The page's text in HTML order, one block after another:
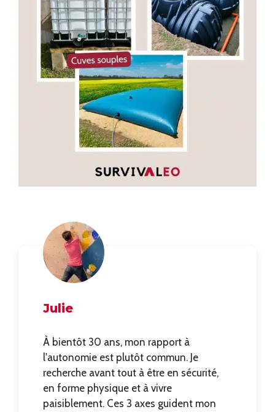
Julie
À bientôt 30 ans, mon rapport à
l'autonomie est plutôt commun. Je
recherche avant tout à être en sécurité,
en forme physique et à vivre
paisiblement. Ces 3 axes guident mon